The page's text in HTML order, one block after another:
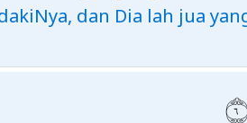
dan Dia lah jua